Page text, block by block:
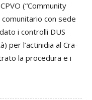
(“Community
con sede
i controlli DUS
per l’actinidia al Cra-
la procedura e i